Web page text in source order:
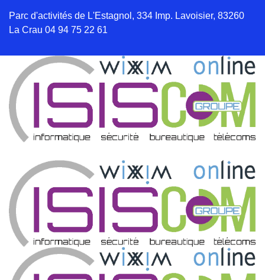
Parc d'activités de L'Estagnol, 334 Imp. Lavoisier, 83260
La Crau 04 94 75 22 61